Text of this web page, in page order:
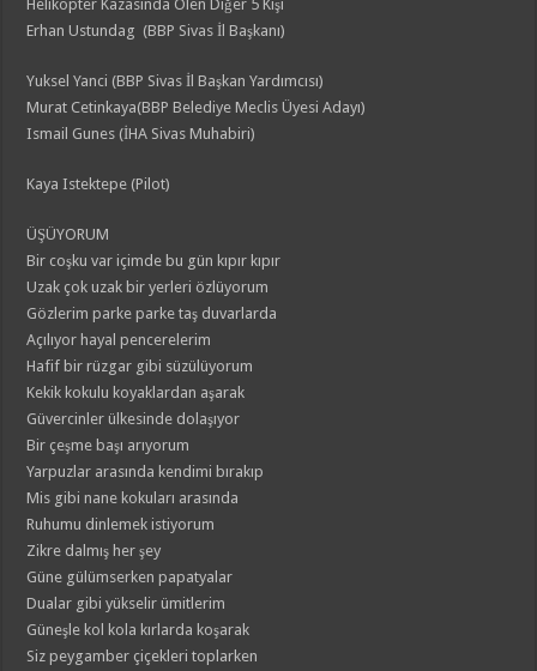
Helikopter Kazasında Ölen Diğer 5 Kişi
Erhan Ustundag (BBP Sivas İl Başkanı)
Yuksel Yanci (BBP Sivas İl Başkan Yardımcısı)
Murat Cetinkaya(BBP Belediye Meclis Üyesi Adayı)
Ismail Gunes (İHA Sivas Muhabiri)
Kaya Istektepe (Pilot)
ÜŞÜYORUM
Bir coşku var içimde bu gün kıpır kıpır
Uzak çok uzak bir yerleri özlüyorum
Gözlerim parke parke taş duvarlarda
Açılıyor hayal pencerelerim
Hafif bir rüzgar gibi süzülüyorum
Kekik kokulu koyaklardan aşarak
Güvercinler ülkesinde dolaşıyor
Bir çeşme başı arıyorum
Yarpuzlar arasında kendimi bırakıp
Mis gibi nane kokuları arasında
Ruhumu dinlemek istiyorum
Zikre dalmış her şey
Güne gülümserken papatyalar
Dualar gibi yükselir ümitlerim
Güneşle kol kola kırlarda koşarak
Siz peygamber çiçekleri toplarken